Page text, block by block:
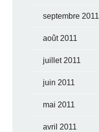
septembre 2011
août 2011
juillet 2011
juin 2011
mai 2011
avril 2011